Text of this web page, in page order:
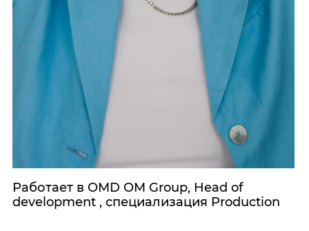
Работает в OMD OM Group, Head of
development , специализация Production